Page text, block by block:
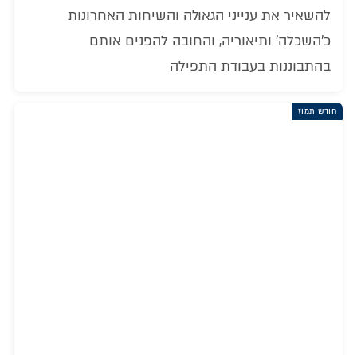
להשאיר את ענייני הגאולה והשיחות האחרונות
כ'השכלה' ותיאוריה, והחובה להפנים אותם
בהתבוננות בעבודת התפילה
חודש תמוז